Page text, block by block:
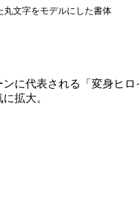
文字をモデルにした書体
に代表される「変身ヒ
拡大。